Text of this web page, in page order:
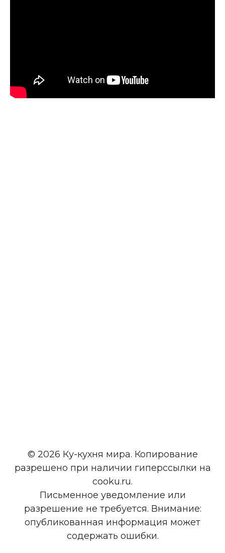
© 2026 Ку-кухня мира. Копирование
разрешено при наличии гиперссылки на
cooku.ru.
Письменное уведомление или
разрешение не требуется. Внимание:
опубликованная информация может
содержать ошибки.